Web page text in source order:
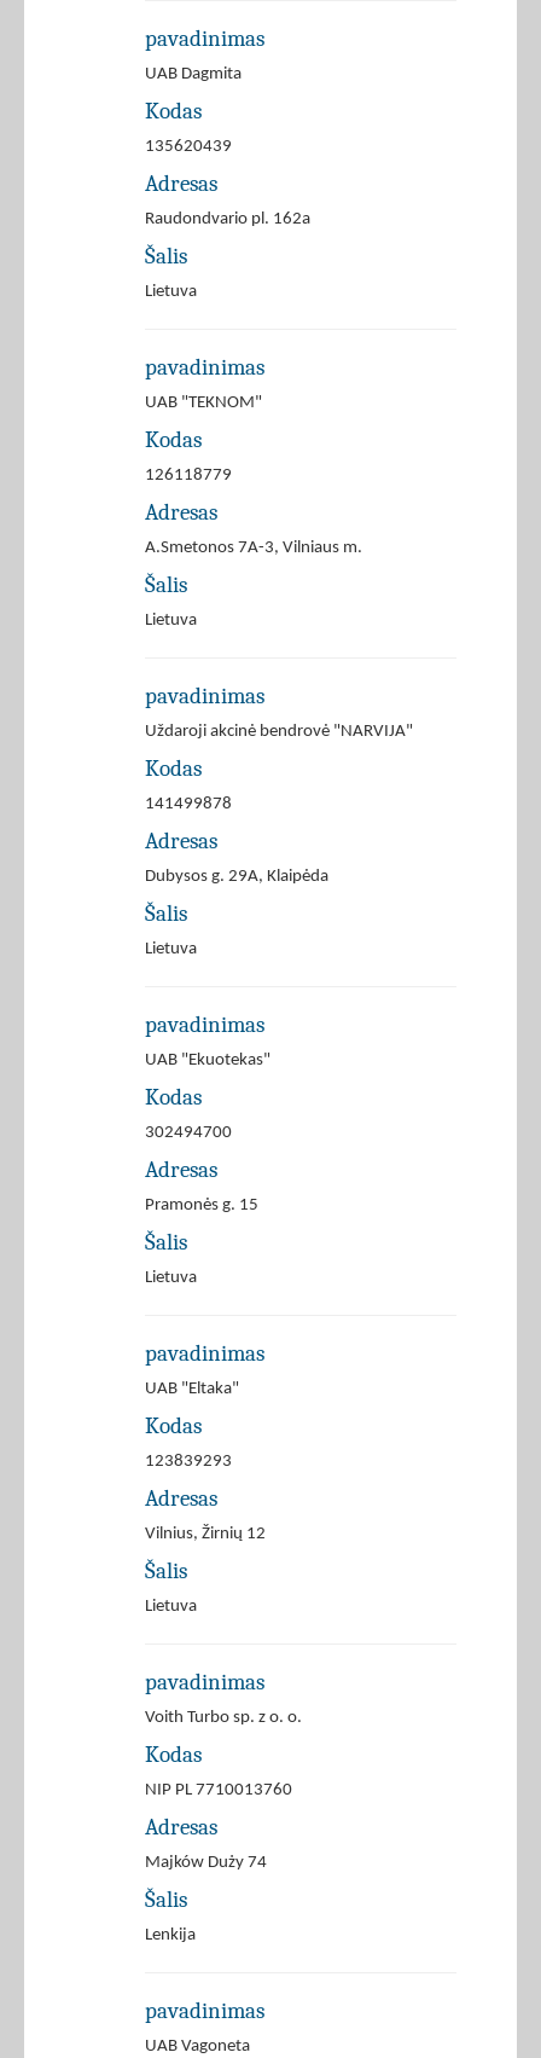
pavadinimas
UAB Dagmita
Kodas
135620439
Adresas
Raudondvario pl. 162a
Šalis
Lietuva
pavadinimas
UAB "TEKNOM"
Kodas
126118779
Adresas
A.Smetonos 7A-3, Vilniaus m.
Šalis
Lietuva
pavadinimas
Uždaroji akcinė bendrovė "NARVIJA"
Kodas
141499878
Adresas
Dubysos g. 29A, Klaipėda
Šalis
Lietuva
pavadinimas
UAB "Ekuotekas"
Kodas
302494700
Adresas
Pramonės g. 15
Šalis
Lietuva
pavadinimas
UAB "Eltaka"
Kodas
123839293
Adresas
Vilnius, Žirnių 12
Šalis
Lietuva
pavadinimas
Voith Turbo sp. z o. o.
Kodas
NIP PL 7710013760
Adresas
Majków Duży 74
Šalis
Lenkija
pavadinimas
UAB Vagoneta